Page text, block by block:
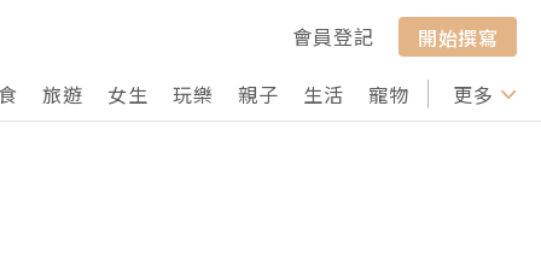
會員登記
開始撰寫
旅遊 女生 玩樂 親子 生活 寵物 行山 打卡
更多